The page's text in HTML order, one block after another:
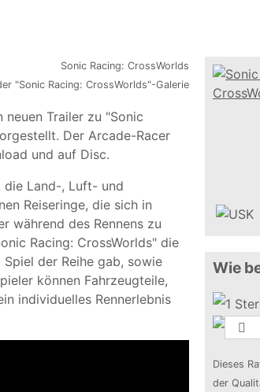
"Sonic Racing: CrossWorlds"-Galerie
neuen Trailer zu "Sonic
Der Arcade-Racer
und auf Disc.
die Land-, Luft- und
Reiseringe, die sich in
während des Rennens zu
Racing: CrossWorlds" die
der Reihe gab, sowie
können Fahrzeugteile,
individuelles Rennerlebnis
Wie
Dieses
der